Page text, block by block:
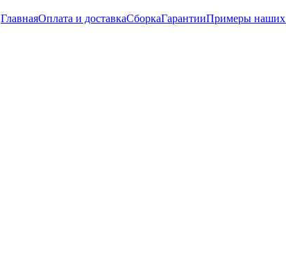
ГлавнаяОплата и доставкаСборкаГарантииПримеры наших